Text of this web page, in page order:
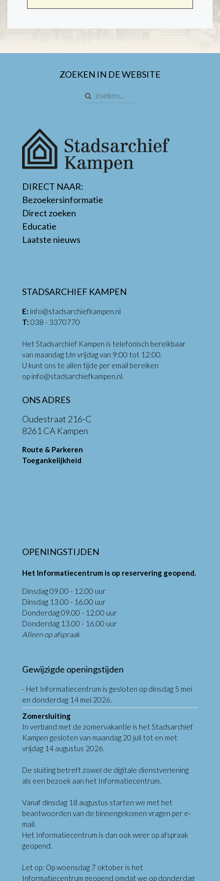
ZOEKEN IN DE WEBSITE
DIRECT NAAR:
Bezoekersinformatie
Direct zoeken
Educatie
Laatste nieuws
STADSARCHIEF KAMPEN
E: info@stadsarchiefkampen.nl
T: 038 - 3370770
Het Stadsarchief Kampen is telefonisch bereikbaar
van maandag t/m vrijdag van 9:00 tot 12:00.
U kunt ons te allen tijde per email bereiken
op info@stadsarchiefkampen.nl.
ONS ADRES
Oudestraat 216-C
8261 CA Kampen
Route & Parkeren
Toegankelijkheid
OPENINGSTIJDEN
Het Informatiecentrum is op reservering geopend.
Dinsdag 09.00 - 12.00 uur
Dinsdag 13.00 - 16.00 uur
Donderdag 09.00 - 12.00 uur
Donderdag 13.00 - 16.00 uur
Alleen op afspraak
Gewijzigde openingstijden
- Het Informatiecentrum is gesloten op dinsdag 5 mei
en donderdag 14 mei 2026.
Zomersluiting
In verband met de zomervakantie is het Stadsarchief
Kampen gesloten van maandag 20 juli tot en met
vrijdag 14 augustus 2026.
De sluiting betreft zowel de digitale dienstverlening
als een bezoek aan het Informatiecentrum.
Vanaf dinsdag 18 augustus starten we met het
beantwoorden van de binnengekomen vragen per e-
mail.
Het Informatiecentrum is dan ook weer op afspraak
geopend.
Let op: Op woensdag 7 oktober is het
Informatiecentrum geopend omdat we op donderdag